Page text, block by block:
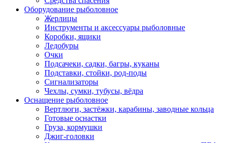
Оборудование рыболовное
Жерлицы
Инструменты и аксессуары рыболовные
Коробки, ящики
Ледобуры
Очки
Подсачеки, садки, багры, куканы
Подставки, стойки, род-поды
Сигнализаторы
Чехлы, сумки, тубусы, вёдра
Оснащение рыболовное
Вертлюги, застёжки, карабины, заводные кольца
Готовые оснастки
Груза, кормушки
Джиг-головки